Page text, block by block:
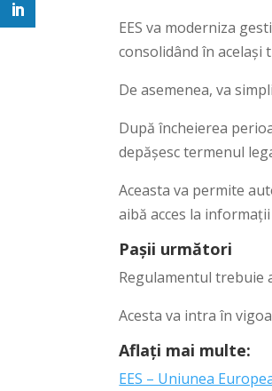
EES va moderniza
consolidând în același
De asemenea, va
După încheierea
depășesc termenul
Aceasta va permite
aibă acces la
Pașii următori
Regulamentul trebuie
Acesta va intra în
Aflați mai multe:
EES – Uniunea